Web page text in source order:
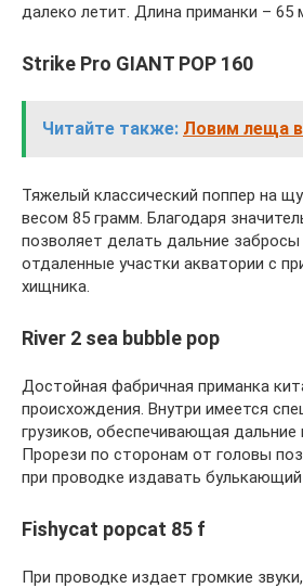
далеко летит. Длина приманки – 65
Strike Pro GIANT POP 160
Читайте также: Ловим леща в
Тяжелый классический поппер на
весом 85 грамм. Благодаря
позволяет делать дальние забросы
отдаленные участки акватории с
хищника.
River 2 sea bubble pop
Достойная фабричная приманка
происхождения. Внутри имеется
грузиков, обеспечивающая
Прорези по сторонам от головы
при проводке издавать булькающий
Fishycat popcat 85 f
При проводке издает громкие